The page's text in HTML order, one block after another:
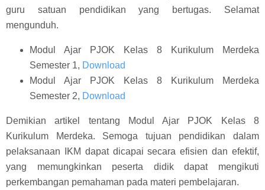
guru satuan pendidikan yang bertugas. Selamat
mengunduh.
Modul Ajar PJOK Kelas 8 Kurikulum Merdeka
Semester 1, Download
Modul Ajar PJOK Kelas 8 Kurikulum Merdeka
Semester 2, Download
Demikian artikel tentang Modul Ajar PJOK Kelas 8
Kurikulum Merdeka. Semoga tujuan pendidikan dalam
pelaksanaan IKM dapat dicapai secara efisien dan efektif,
yang memungkinkan peserta didik dapat mengikuti
perkembangan pemahaman pada materi pembelajaran.